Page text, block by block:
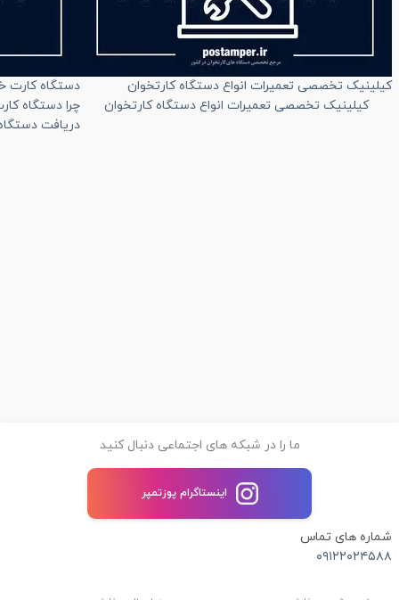
کیلینیک تخصصی تعمیرات انواع دستگاه کارتخوان
کیلینیک تخصصی تعمیرات انواع دستگاه کارتخوان
دستگاه
چرا دستگاه
دریافت
ما را در شبکه های اجتماعی دنبال کنید
اینستاگرام پوزتمپر
شماره های تماس
۰۹۱۲۲۰۲۴۵۸۸